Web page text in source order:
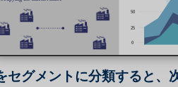
セグメントに分類すると、